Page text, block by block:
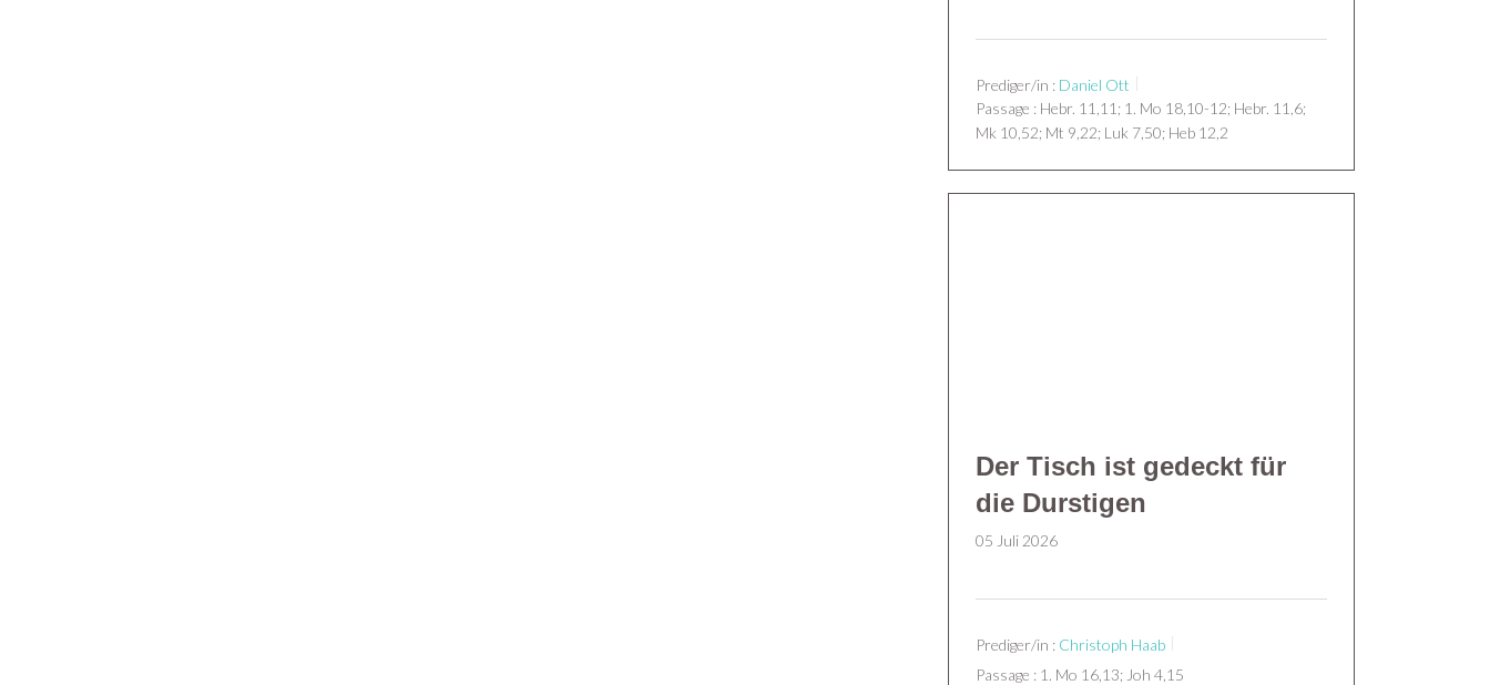
Prediger/in : Daniel Ott
Passage : Hebr. 11,11; 1. Mo 18,10-12; Hebr. 11,6;
Mk 10,52; Mt 9,22; Luk 7,50; Heb 12,2
Der Tisch ist gedeckt für
die Durstigen
05 Juli 2026
Prediger/in : Christoph Haab
Passage : 1. Mo 16,13; Joh 4,15